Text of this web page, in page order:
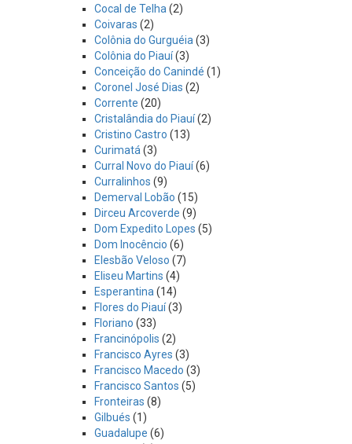
Cocal de Telha (2)
Coivaras (2)
Colônia do Gurguéia (3)
Colônia do Piauí(3)
Conceição do Canindé (1)
Coronel José Dias (2)
Corrente (20)
Cristalândia do Piauí(2)
Cristino Castro (13)
Curimatá (3)
Curral Novo do Piauí(6)
Curralinhos (9)
Demerval Lobão (15)
Dirceu Arcoverde (9)
Dom Expedito Lopes (5)
Dom Inocêncio (6)
Elesbão Veloso (7)
Eliseu Martins (4)
Esperantina (14)
Flores do Piauí(3)
Floriano (33)
Francinópolis (2)
Francisco Ayres (3)
Francisco Macedo (3)
Francisco Santos (5)
Fronteiras (8)
Gilbués (1)
Guadalupe (6)